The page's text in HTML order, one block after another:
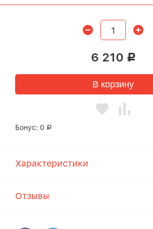
6 210 Р
В корзину
Бонус: 0 Р
Характеристики
Отзывы